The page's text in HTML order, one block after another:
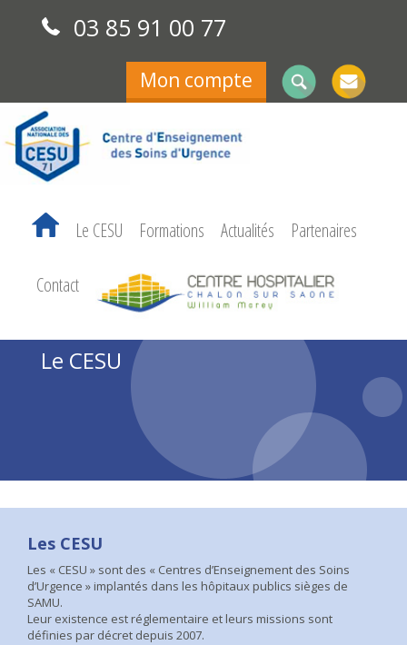
03 85 91 00 77
Mon compte
Le CESU Formations Actualités Partenaires
Contact
Le CESU
Les CESU
Les « CESU » sont des « Centres d’Enseignement des Soins
d’Urgence » implantés dans les hôpitaux publics sièges de
SAMU.
Leur existence est réglementaire et leurs missions sont
définies par décret depuis 2007.